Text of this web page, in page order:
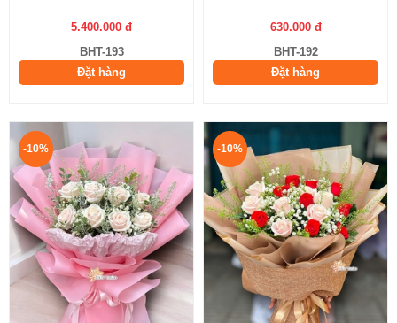
5.400.000 đ
BHT-193
Đặt hàng
630.000 đ
BHT-192
Đặt hàng
-10% -10%